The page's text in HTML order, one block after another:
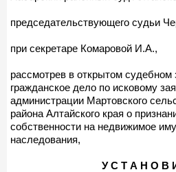
председательствующего судьи
при секретаре Комаровой И.А.,
рассмотрев в открытом судебном
гражданское дело по исковому
администрации Мартовского
района Алтайского края о
собственности на недвижимое
наследования,
У С Т А Н О В